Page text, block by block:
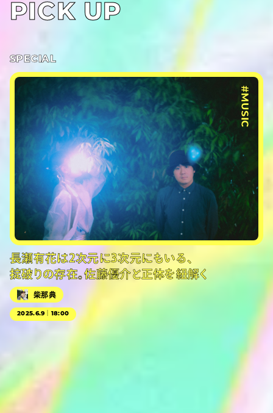
PICK UP
SPECIAL
#MUSIC
長瀬有花は2次元に3次元にもいる、
掟破りの存在。佐藤優介と正体を紐解く
柴那典
2025.6.9｜18:00